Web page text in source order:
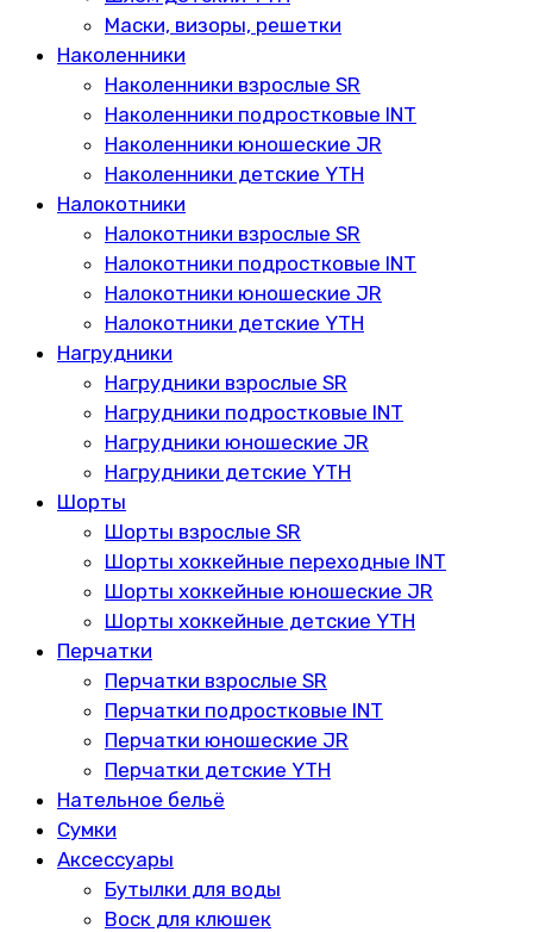
Маски, визоры, решетки
Наколенники
Наколенники взрослые SR
Наколенники подростковые INT
Наколенники юношеские JR
Наколенники детские YTH
Налокотники
Налокотники взрослые SR
Налокотники подростковые INT
Налокотники юношеские JR
Налокотники детские YTH
Нагрудники
Нагрудники взрослые SR
Нагрудники подростковые INT
Нагрудники юношеские JR
Нагрудники детские YTH
Шорты
Шорты взрослые SR
Шорты хоккейные переходные INT
Шорты хоккейные юношеские JR
Шорты хоккейные детские YTH
Перчатки
Перчатки взрослые SR
Перчатки подростковые INT
Перчатки юношеские JR
Перчатки детские YTH
Нательное бельё
Сумки
Аксессуары
Бутылки для воды
Воск для клюшек